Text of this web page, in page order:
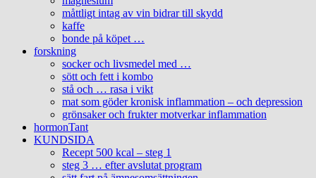
måttligt intag av vin bidrar till skydd
kaffe
bonde på köpet …
forskning
socker och livsmedel med …
sött och fett i kombo
stå och … rasa i vikt
mat som göder kronisk inflammation – och depression
grönsaker och frukter motverkar inflammation
hormonTant
KUNDSIDA
Recept 500 kcal – steg 1
steg 3 … efter avslutat program